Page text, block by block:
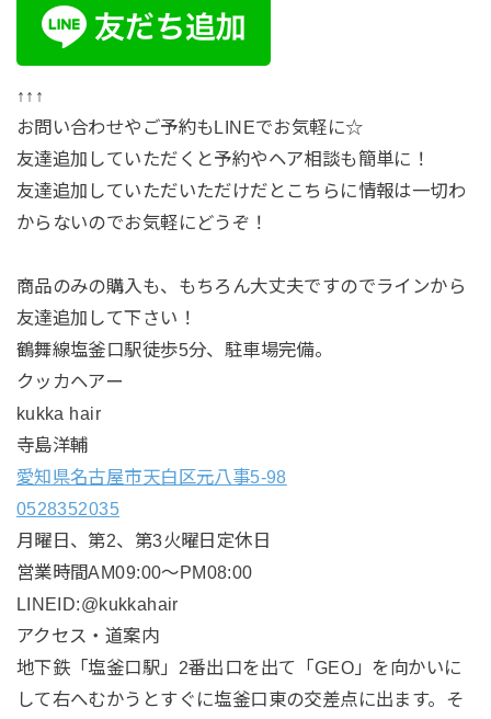
↑↑↑
お問い合わせやご予約もLINEでお気軽に☆
友達追加していただくと予約やヘア相談も簡単に！
友達追加していただいただけだとこちらに情報は一切わ
からないのでお気軽にどうぞ！
商品のみの購入も、もちろん大丈夫ですのでラインから
友達追加して下さい！
鶴舞線塩釜口駅徒歩5分、駐車場完備。
クッカヘアー
kukka hair
寺島洋輔
愛知県名古屋市天白区元八事5-98
0528352035
月曜日、第2、第3火曜日定休日
営業時間AM09:00〜PM08:00
LINEID:@kukkahair
アクセス・道案内
地下鉄「塩釜口駅」2番出口を出て「GEO」を向かいに
して右へむかうとすぐに塩釜口東の交差点に出ます。そ